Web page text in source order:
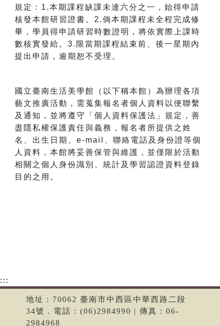
規定：1.本期課程缺課未達六分之一，始得申請
核發本館研習證書。2.倘本期課程未全程完成修
畢，學員得申請研習時數證明，將依實際上課時
數核實發給。3.限當期課程結束前、後一星期內
提出申請，逾期恕不受理。
國立臺南生活美學館（以下稱本館）為辦理各項
藝文推廣活動，需蒐集報名者個人資料以便聯繫
及通知，並將遵守「個人資料保護法」規定，善
盡隱私權保護責任與義務，報名者所提供之姓
名、出生日期、e-mail、聯絡電話及身份證等個
人資料，本館將妥善保管與維護，並僅限於活動
相關之個人身份識別、統計及學習認證資料登錄
目的之用。
:::
地址：70062 臺南市中西區中華西路二段
34號．電話：(06)2984990 | 傳真：06-
2984968